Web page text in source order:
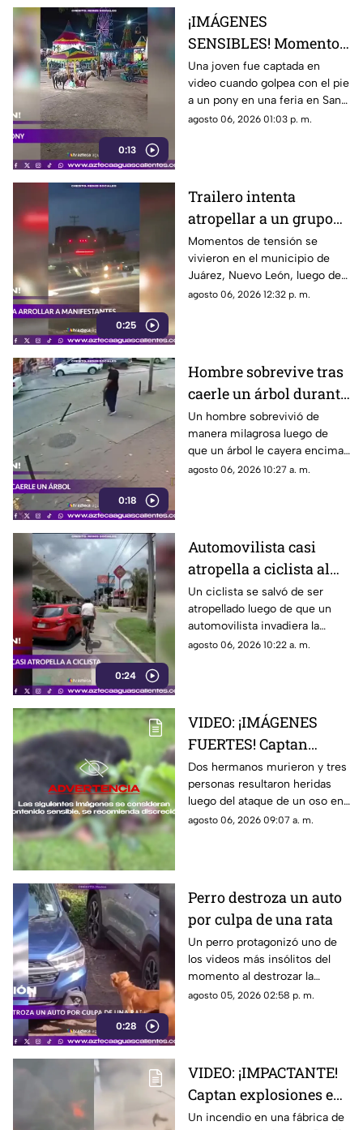
0:13
¡IMÁGENES
SENSIBLES! Momento
en el que mujer golpea
a un pony durante una
feria
Una joven fue captada en
video cuando golpea con el pie
a un pony en una feria en San
Luis Potosí; el hecho ha
agosto 06, 2026 01:03 p. m.
0:25
Trailero intenta
atropellar a un grupo
de personas y choca
varios vehículos
Momentos de tensión se
vivieron en el municipio de
Juárez, Nuevo León, luego de
que un trailero presuntamente
agosto 06, 2026 12:32 p. m.
0:18
Hombre sobrevive tras
caerle un árbol durante
tormenta
Un hombre sobrevivió de
manera milagrosa luego de
que un árbol le cayera encima
durante una fuerte tormenta
agosto 06, 2026 10:27 a. m.
0:24
Automovilista casi
atropella a ciclista al
invadir el carril de la
ciclovía en Guadalajara
Un ciclista se salvó de ser
atropellado luego de que un
automovilista invadiera la
ciclovía al girar a la derecha sin
agosto 06, 2026 10:22 a. m.
VIDEO: ¡IMÁGENES
FUERTES! Captan
momento en el que dos
hermanos son
devorados por un oso
Dos hermanos murieron y tres
personas resultaron heridas
luego del ataque de un oso en
el distrito de Kanker en India;
agosto 06, 2026 09:07 a. m.
0:28
Perro destroza un auto
por culpa de una rata
Un perro protagonizó uno de
los videos más insólitos del
momento al destrozar la
defensa de un automóvil con
agosto 05, 2026 02:58 p. m.
VIDEO: ¡IMPACTANTE!
Captan explosiones en
alcantarillas tras el
Un incendio en una fábrica de